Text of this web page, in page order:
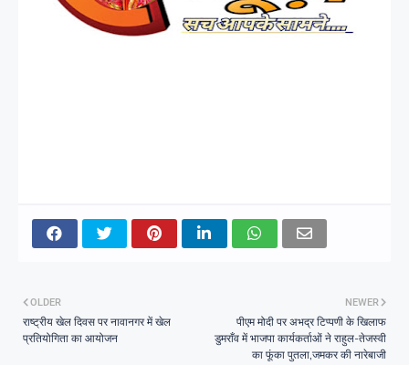
NEWER
पीएम मोदी पर अभद्र टिप्पणी के खिलाफ
डुमराँव में भाजपा कार्यकर्ताओं ने राहुल-तेजस्वी
का फूंका पुतला,जमकर की नारेबाजी
OLDER
राष्ट्रीय खेल दिवस पर नावानगर में खेल
प्रतियोगिता का आयोजन